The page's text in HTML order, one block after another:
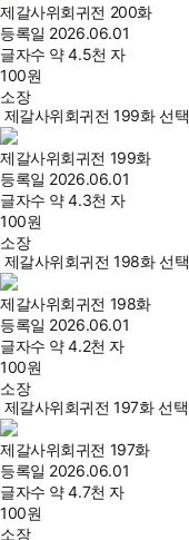
제갈사위회귀전 200화
등록일 2026.06.01
글자수 약 4.5천 자
100원
소장
제갈사위회귀전 199화 선택
제갈사위회귀전 199화
등록일 2026.06.01
글자수 약 4.3천 자
100원
소장
제갈사위회귀전 198화 선택
제갈사위회귀전 198화
등록일 2026.06.01
글자수 약 4.2천 자
100원
소장
제갈사위회귀전 197화 선택
제갈사위회귀전 197화
등록일 2026.06.01
글자수 약 4.7천 자
100원
소장